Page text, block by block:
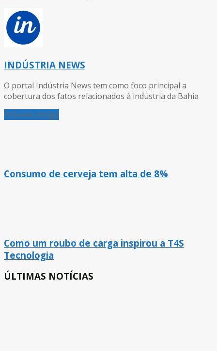
INDÚSTRIA NEWS
O portal Indústria News tem como foco principal a
cobertura dos fatos relacionados à indústria da Bahia
Próximo Artigo
Consumo de cerveja tem alta de 8%
Como um roubo de carga inspirou a T4S
Tecnologia
ÚLTIMAS NOTÍCIAS